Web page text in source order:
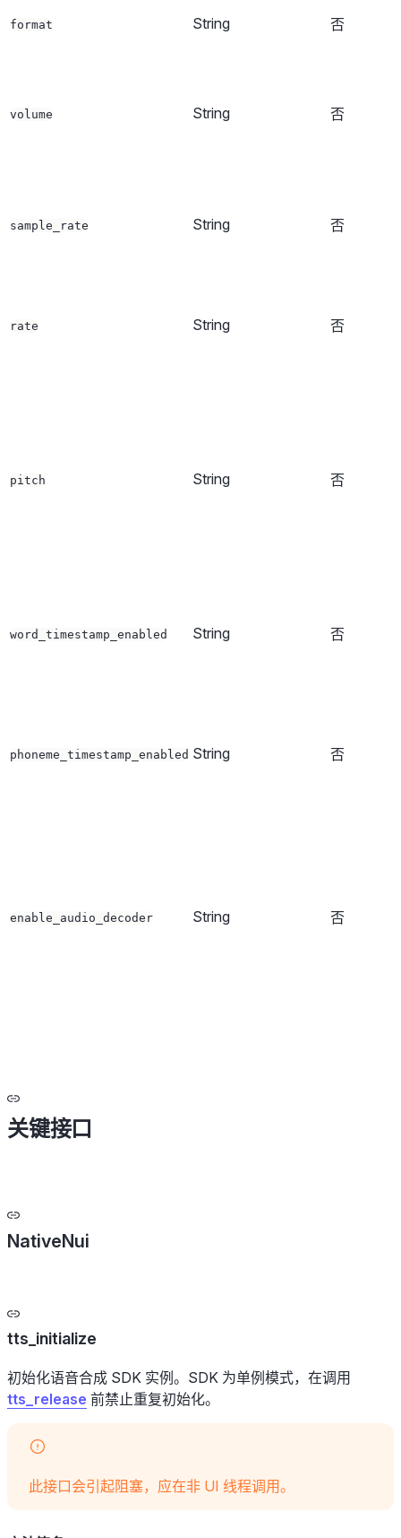
format String 否
volume String 否
sample_rate String 否
rate String 否
pitch String 否
word_timestamp_enabled String 否
phoneme_timestamp_enabled String 否
enable_audio_decoder String 否
关键接口
NativeNui
tts_initialize
初始化语音合成 SDK 实例。SDK 为单例模式，在调用
tts_release 前禁止重复初始化。
此接口会引起阻塞，应在非 UI 线程调用。